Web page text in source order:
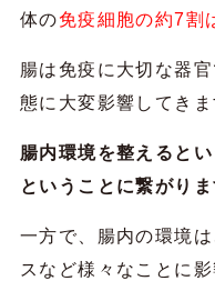
体の免疫細胞の約7割
腸は免疫に大切な器
態に大変影響してきま
腸内環境を整えると
ということに繋がりま
一方で、腸内の環境
スなど様々なことに影